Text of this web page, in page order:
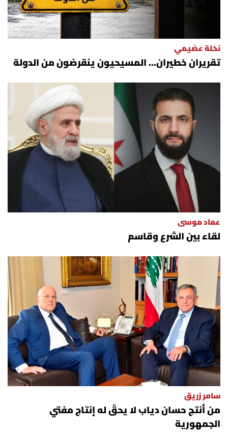
نخلة عضيمي
تقريران خطيران… المسيحيون ينقرضون من الدولة
عماد موسى
لقاء بين الشرع وقاسم
سامر زريق
من أنتج حسان دياب لا يحقّ له إنتاج مفتي
الجمهورية